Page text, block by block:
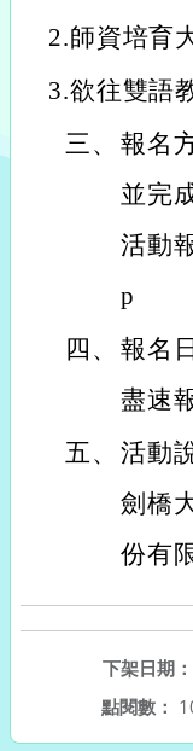
2.師資培育
3.欲往雙語
三、 報名
並完
活動
p
四、 報名
盡速
五、 活動
劍橋
份有
下架日期：
點閱數：